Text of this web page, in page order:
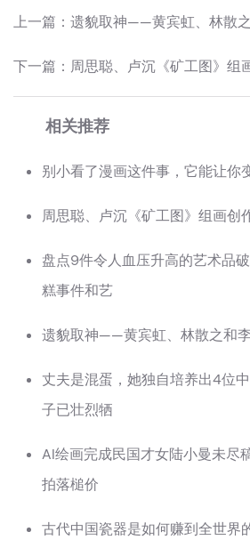
上一篇： 遗貌取神——黄宾虹、林散
下一篇： 周思聪、卢沉《矿工图》组
相关推荐
别小看了漫画这件事，它能让你
周思聪、卢沉《矿工图》组画创
盘点9件令人血压升高的艺术品
糕事件和艺
遗貌取神——黄宾虹、林散之和
丈夫是混蛋，她独自培养出4位
子已壮烈牺
AI绘画完成民国才女陆小曼未尽
拍落槌价
古代中国瓷器是如何赚到全世界